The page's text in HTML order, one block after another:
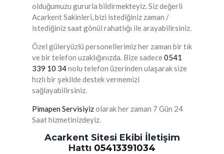
olduğumuzu gururla bildirmekteyiz. Siz değerli
Acarkent Sakinleri, bizi istediğiniz zaman /
istediğiniz saat gönül rahatlığı ile arayabilirsiniz.
Özel güleryüzlü personellerimiz her zaman bir tık
ve bir telefon uzaklığınızda. Bize sadece0541
339 10 34nolu telefon üzerinden ulaşarak size
hızlı bir şekilde destek vermemizi
sağlayabilirsiniz.
Pimapen Servisiyizolarak her zaman 7 Gün 24
Saat hizmetinizdeyiz.
Acarkent Sitesi Ekibi İletişim
Hattı 05413391034